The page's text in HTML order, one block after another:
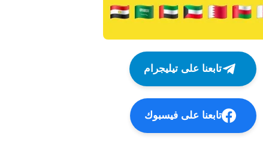
تابعنا على تيليجرام
تابعنا على فيسبوك